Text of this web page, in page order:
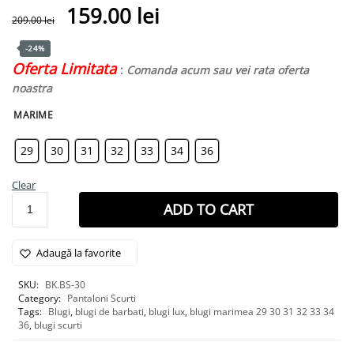
209.00lei 159.00 lei
-24%
Oferta Limitata : Comanda acum sau vei rata oferta
noastra
MARIME
29 30 31 32 33 34 36
Clear
ADD TO CART
Adaugă la favorite
SKU: BK.BS-30
Category: Pantaloni Scurti
Tags: Blugi, blugi de barbati, blugi lux, blugi marimea 29 30 31 32 33 34
36, blugi scurti